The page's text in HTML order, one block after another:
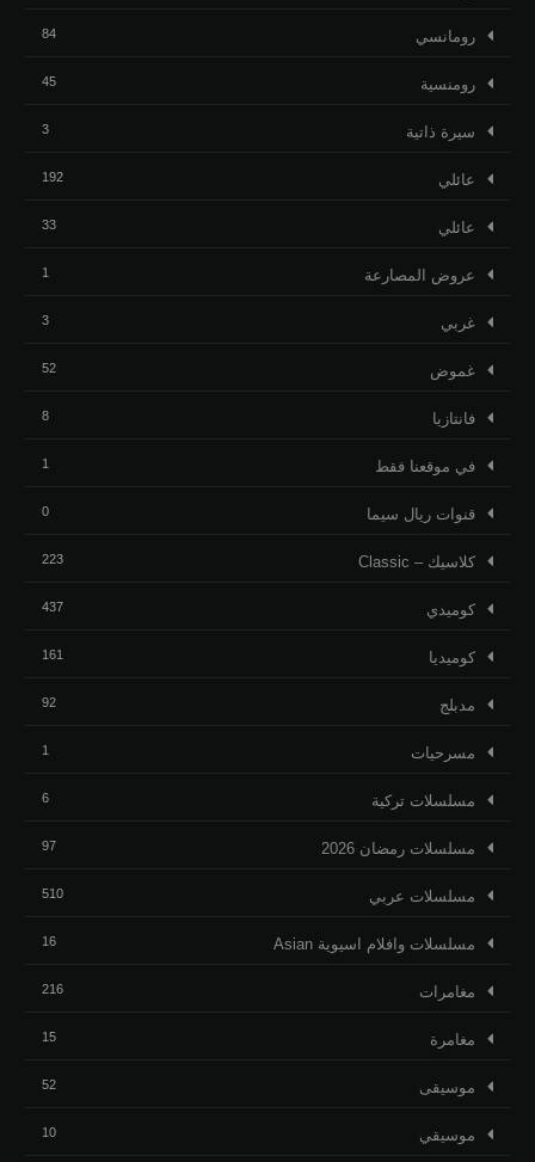
رومانسي 84
رومنسية 45
ﺳﻴﺮﺓ ﺫاﺗﻴﺔ 3
عائلي 192
عائلي 33
عروض المصارعة 1
غربي 3
غموض 52
فانتازيا 8
في موقعنا فقط 1
قنوات ريال سيما 0
كلاسيك – Classic 223
كوميدي 437
كوميديا 161
مدبلج 92
مسرحيات 1
مسلسلات تركية 6
مسلسلات رمضان 2026 97
مسلسلات عربي 510
مسلسلات وافلام اسيوية Asian 16
مغامرات 216
مغامرة 15
موسيقى 52
موسيقي 10